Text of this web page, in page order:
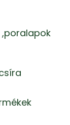
,poralapok